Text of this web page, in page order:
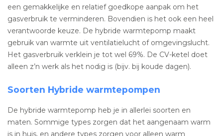
een gemakkelijke en relatief goedkope aanpak om het
gasverbruik te verminderen. Bovendien is het ook een heel
verantwoorde keuze. De hybride warmtepomp maakt
gebruik van warmte uit ventilatielucht of omgevingslucht.
Het gasverbruik verklein je tot wel 69%. De CV-ketel doet
alleen z’n werk als het nodig is (bijv. bij koude dagen).
Soorten Hybride warmtepompen
De hybride warmtepomp heb je in allerlei soorten en
maten. Sommige types zorgen dat het aangenaam warm